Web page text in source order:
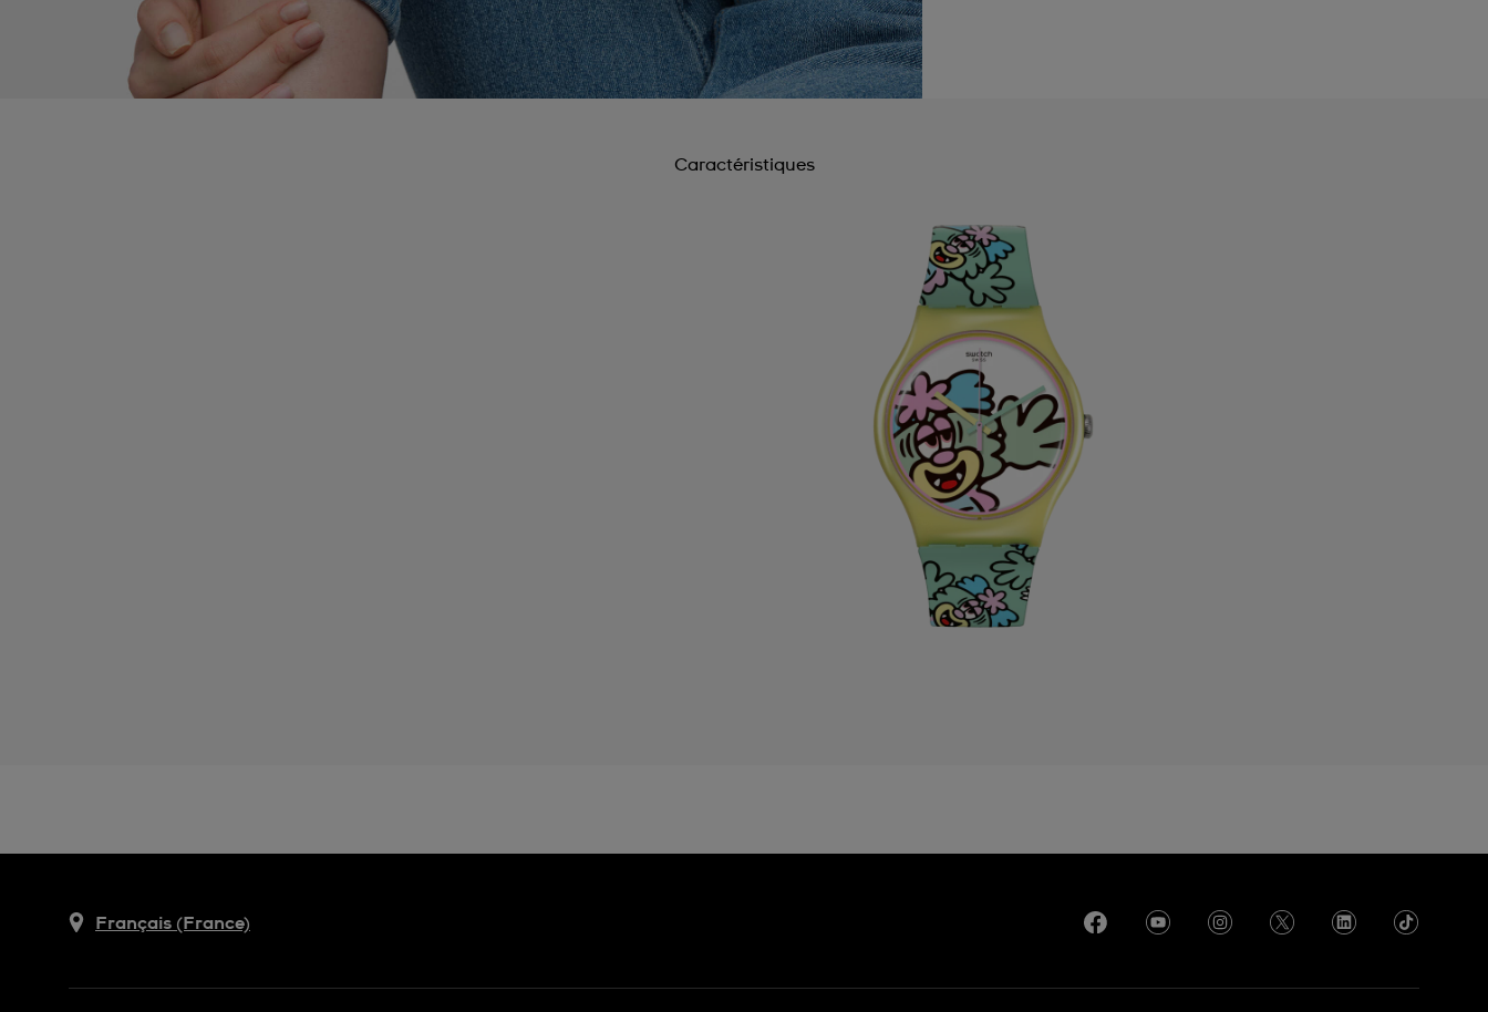
Caractéristiques
Français (France)